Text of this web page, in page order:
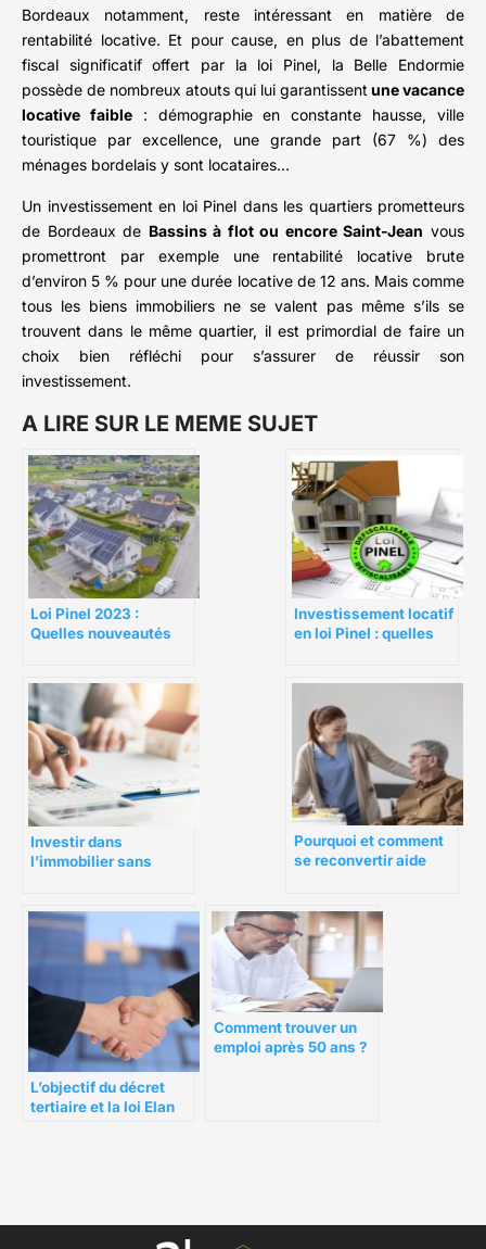
Bordeaux notamment, reste intéressant en matière de
rentabilité locative. Et pour cause, en plus de l’abattement
fiscal significatif offert par la loi Pinel, la Belle Endormie
possède de nombreux atouts qui lui garantissent une vacance
locative faible: démographie en constante hausse, ville
touristique par excellence, une grande part (67 %) des
ménages bordelais y sont locataires…
Un investissement en loi Pinel dans les quartiers prometteurs
de Bordeaux de Bassins à flot ou encore Saint-Jean vous
promettront par exemple une rentabilité locative brute
d’environ 5 % pour une durée locative de 12 ans. Mais comme
tous les biens immobiliers ne se valent pas même s’ils se
trouvent dans le même quartier, il est primordial de faire un
choix bien réfléchi pour s’assurer de réussir son
investissement.
A LIRE SUR LE MEME SUJET
Loi Pinel 2023 :
Quelles nouveautés
Investissement locatif
en loi Pinel : quelles
Investir dans
l’immobilier sans
Pourquoi et comment
se reconvertir aide
L’objectif du décret
tertiaire et la loi Elan
Comment trouver un
emploi après 50 ans ?